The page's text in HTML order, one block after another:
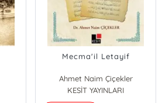
Mecma'il Letayif
Ahmet Naim Çiçekler
KESİT YAYINLARI